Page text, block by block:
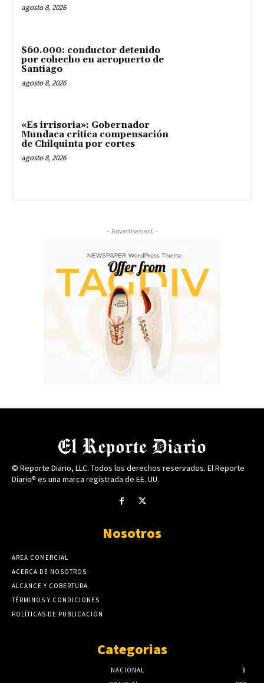
agosto 8, 2026
$60.000: conductor detenido
por cohecho en aeropuerto de
Santiago
agosto 8, 2026
«Es irrisoria»: Gobernador
Mundaca critica compensación
de Chilquinta por cortes
agosto 8, 2026
- Advertisement -
© Reporte Diario, LLC. Todos los derechos reservados. El Reporte
Diario® es una marca registrada de EE. UU.
Nosotros
AREA COMERCIAL
ACERCA DE NOSOTROS
ALCANCE Y COBERTURA
TÉRMINOS Y CONDICIONES
POLÍTICAS DE PUBLICACIÓN
Categorias
NACIONAL
8